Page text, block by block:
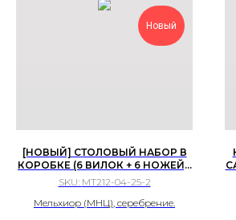
Новый
[НОВЫЙ] СТОЛОВЫЙ НАБОР В
КОРОБКЕ (6 ВИЛОК + 6 НОЖЕЙ).
РЕЖЕВСКИЙ МЕХАНИЧЕСКИЙ
ЗАВОД, 1980-Е ГГ.
SKU: МТ212-04-25-2
Мельхиор (МНЦ), серебрение.